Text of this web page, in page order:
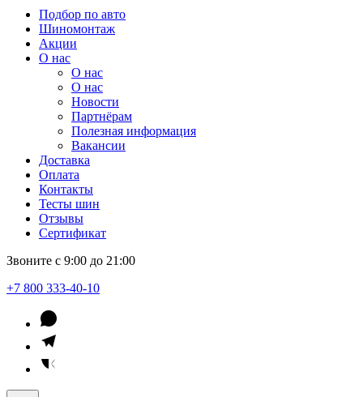
Подбор по авто
Шиномонтаж
Акции
О нас
О нас
О нас
Новости
Партнёрам
Полезная информация
Вакансии
Доставка
Оплата
Контакты
Тесты шин
Отзывы
Сертификат
Звоните с 9:00 до 21:00
+7 800 333-40-10